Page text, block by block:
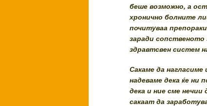
беше возможно, а
хронично болните
почитуваа
заради сопственото
здравтсвен систем
Сакаме да
надеваме дека ќе ни
дека и ние сме нечии
сакаат да